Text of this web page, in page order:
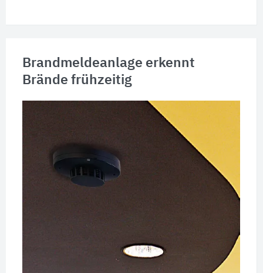
Brandmeldeanlage erkennt
Brände frühzeitig